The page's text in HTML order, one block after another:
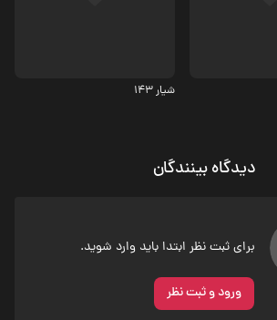
شیار 143
دیدگاه بینندگان
برای ثبت نظر ابتدا باید وارد شوید.
ورود و ثبت نظر